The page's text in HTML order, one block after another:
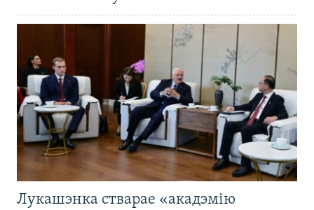
Лукашэнка стварае «акадэмію